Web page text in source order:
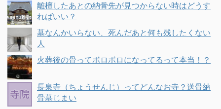
離檀したあとの納骨先が見つからない時はどうす
ればいい？
墓なんかいらない、死んだあと何も残したくない
人
火葬後の骨ってボロボロになってるって本当！？
長泉寺（ちょうせんじ）ってどんなお寺？送骨納
骨墓じまい